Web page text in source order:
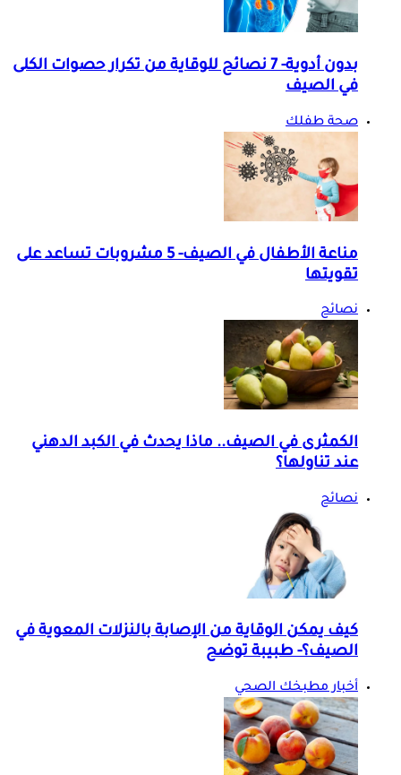
بدون أدوية- 7 نصائح للوقاية من تكرار حصوات الكلى
في الصيف
صحة طفلك
مناعة الأطفال في الصيف- 5 مشروبات تساعد على
تقويتها
نصائح
الكمثرى في الصيف.. ماذا يحدث في الكبد الدهني
عند تناولها؟
نصائح
كيف يمكن الوقاية من الإصابة بالنزلات المعوية في
الصيف؟- طبيبة توضح
أخبار مطبخك الصحي